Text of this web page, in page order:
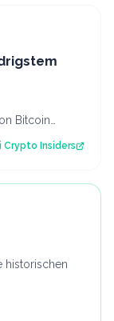
Bitcoin
Niveau w…
Crypto Insiders
historischen